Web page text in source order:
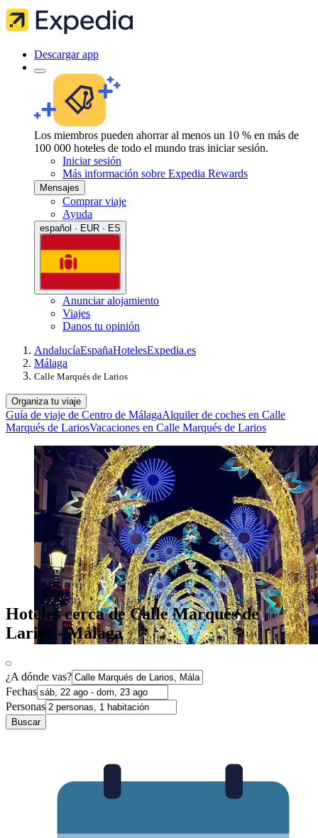
Descargar app
Los miembros pueden ahorrar al menos un 10 % en más de
100 000 hoteles de todo el mundo tras iniciar sesión.
Iniciar sesión
Más información sobre Expedia Rewards
Mensajes
Comprar viaje
Ayuda
español · EUR · ES
Anunciar alojamiento
Viajes
Danos tu opinión
AndalucíaEspañaHotelesExpedia.es
Málaga
Calle Marqués de Larios
Organiza tu viaje
Guía de viaje de Centro de MálagaAlquiler de coches en Calle
Marqués de LariosVacaciones en Calle Marqués de Larios
Hoteles cerca de Calle Marqués de
Larios - Málaga
¿A dónde vas?
Fechas
Personas
Buscar